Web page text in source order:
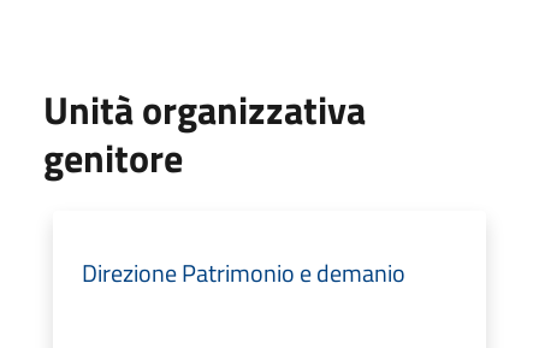
Unità organizzativa
genitore
Direzione Patrimonio e demanio